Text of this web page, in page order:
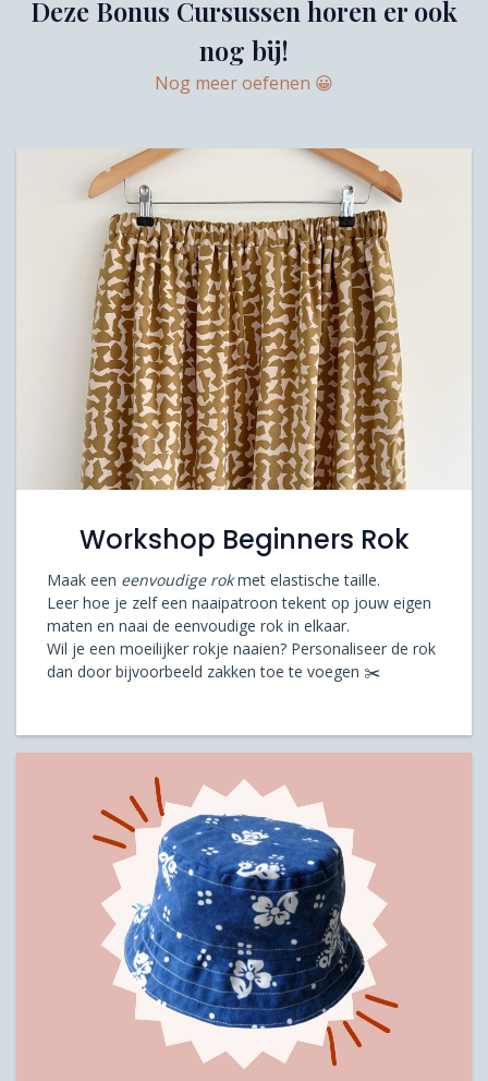
Deze Bonus Cursussen horen er ook
nog bij!
Nog meer oefenen 😀
Workshop Beginners Rok
Maak een eenvoudige rokmet elastische taille.
Leer hoe je zelf een naaipatroon tekent op jouw eigen
maten en naai de eenvoudige rok in elkaar.
Wil je een moeilijker rokje naaien? Personaliseer de rok
dan door bijvoorbeeld zakken toe te voegen ✂️